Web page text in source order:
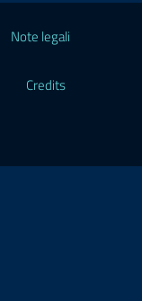
Note legali
Credits